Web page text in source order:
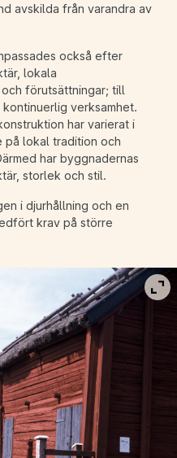
avskilda från varandra av
också efter
lokala
förutsättningar; till
verksamhet.
har varierat i
på lokal tradition och
har byggnadernas
storlek och stil.
i djurhållning och en
krav på större